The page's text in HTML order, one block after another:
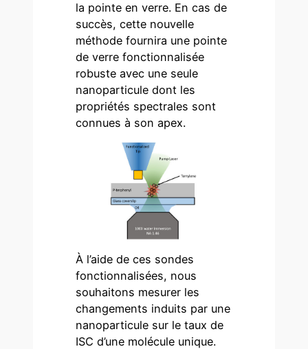
la pointe en verre. En cas de
succès, cette nouvelle
méthode fournira une pointe
de verre fonctionnalisée
robuste avec une seule
nanoparticule dont les
propriétés spectrales sont
connues à son apex.
À l’aide de ces sondes
fonctionnalisées, nous
souhaitons mesurer les
changements induits par une
nanoparticule sur le taux de
ISC d’une molécule unique.